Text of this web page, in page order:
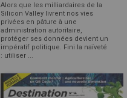
Alors que les milliardaires de la
Silicon Valley livrent nos vies
privées en pâture à une
administration autoritaire,
protéger ses données devient un
impératif politique. Fini la naïveté
: utiliser ...